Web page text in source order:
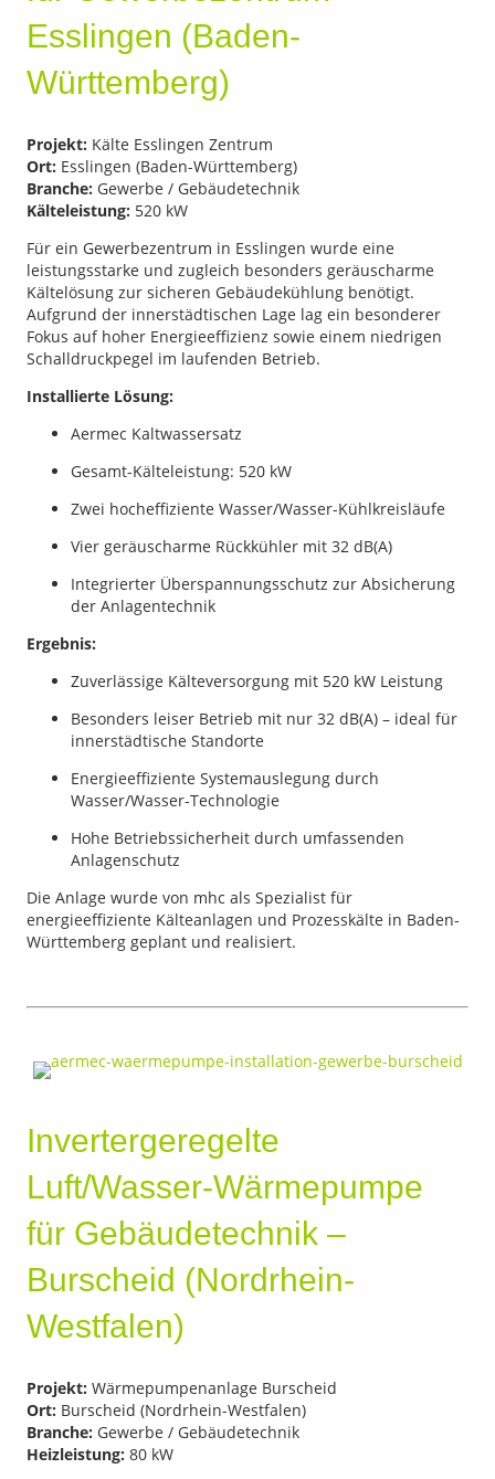
Esslingen (Baden-
Württemberg)
Projekt: Kälte Esslingen Zentrum
Ort: Esslingen (Baden-Württemberg)
Branche: Gewerbe / Gebäudetechnik
Kälteleistung: 520 kW
Für ein Gewerbezentrum in Esslingen wurde eine
leistungsstarke und zugleich besonders geräuscharme
Kältelösung zur sicheren Gebäudekühlung benötigt.
Aufgrund der innerstädtischen Lage lag ein besonderer
Fokus auf hoher Energieeffizienz sowie einem niedrigen
Schalldruckpegel im laufenden Betrieb.
Installierte Lösung:
Aermec Kaltwassersatz
Gesamt-Kälteleistung: 520 kW
Zwei hocheffiziente Wasser/Wasser-Kühlkreisläufe
Vier geräuscharme Rückkühler mit 32 dB(A)
Integrierter Überspannungsschutz zur Absicherung
der Anlagentechnik
Ergebnis:
Zuverlässige Kälteversorgung mit 520 kW Leistung
Besonders leiser Betrieb mit nur 32 dB(A) – ideal für
innerstädtische Standorte
Energieeffiziente Systemauslegung durch
Wasser/Wasser-Technologie
Hohe Betriebssicherheit durch umfassenden
Anlagenschutz
Die Anlage wurde von mhc als Spezialist für
energieeffiziente Kälteanlagen und Prozesskälte in Baden-
Württemberg geplant und realisiert.
Invertergeregelte
Luft/Wasser-Wärmepumpe
für Gebäudetechnik –
Burscheid (Nordrhein-
Westfalen)
Projekt: Wärmepumpenanlage Burscheid
Ort: Burscheid (Nordrhein-Westfalen)
Branche: Gewerbe / Gebäudetechnik
Heizleistung: 80 kW